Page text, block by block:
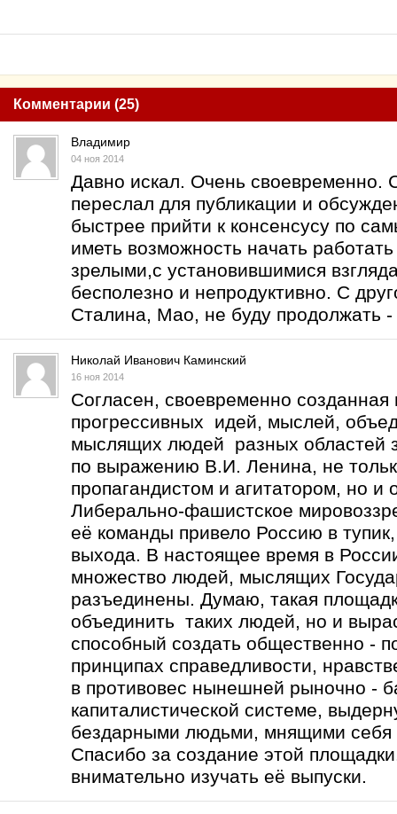
Комментарии (25)
Владимир
04 ноя 2014
Давно искал. Очень своевременно.
переслал для публикации и
быстрее прийти к консенсусу по
иметь возможность начать
зрелыми,с установившимися
бесполезно и непродуктивно. С
Сталина, Мао, не буду продолжать -
Николай Иванович Каминский
16 ноя 2014
Согласен, своевременно
прогрессивных идей, мыслей,
мыслящих людей разных областей
по выражению В.И. Ленина, не
пропагандистом и агитатором, но и
Либерально-фашистское
её команды привело Россию в
выхода. В настоящее время в
множество людей, мыслящих
разъединены. Думаю, такая
объединить таких людей, но и
способный создать общественно -
принципах справедливости,
в противовес нынешней рыночно -
капиталистической системе,
бездарными людьми, мнящими себя
Спасибо за создание этой
внимательно изучать её выпуски.